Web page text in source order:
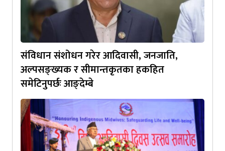
संविधान संशोधन गरेर आदिवासी, जनजाति,
अल्पसङ्ख्यक र सीमान्तकृतका हकहित
समेटिनुपर्छः आङ्देम्बे